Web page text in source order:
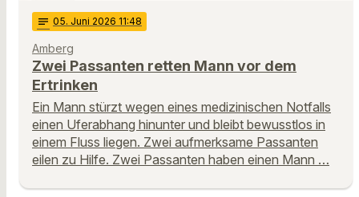
notes 05. Juni 2026 11:48
Amberg
Zwei Passanten retten Mann vor dem
Ertrinken
Ein Mann stürzt wegen eines medizinischen Notfalls
einen Uferabhang hinunter und bleibt bewusstlos in
einem Fluss liegen. Zwei aufmerksame Passanten
eilen zu Hilfe. Zwei Passanten haben einen Mann …